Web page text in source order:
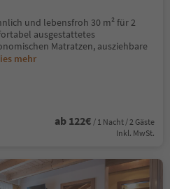
und lebensfroh 30 m² für 2
ausgestattetes
Matratzen, ausziehbare
mehr
ab 122€ / 1 Nacht / 2 Gäste
Inkl. MwSt.